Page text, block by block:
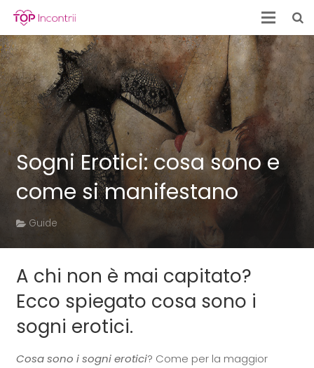
Sogni Erotici: cosa sono e
come si manifestano
Guide
A chi non è mai capitato?
Ecco spiegato cosa sono i
sogni erotici.
Cosa sono i sogni erotici? Come per la maggior